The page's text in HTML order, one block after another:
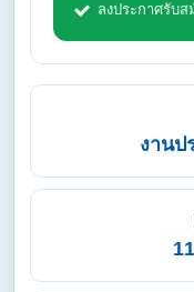
ลงประกาศรับ
งานป